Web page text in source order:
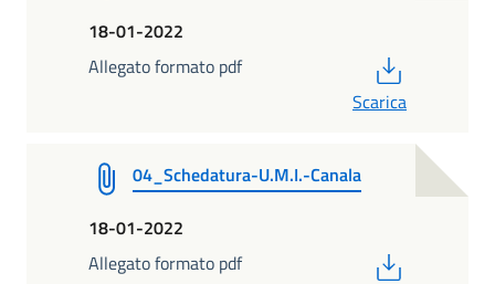
18-01-2022
Allegato formato pdf
Scarica
04_Schedatura-U.M.I.-Canala
18-01-2022
Allegato formato pdf